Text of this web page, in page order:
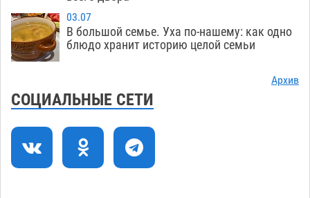
12:16
В астраханском селе невестка изрешетила
машину свекрови
06.08
нелегалов прямым рейсом из Шереметьево
11:08 Как астраханцы назвали своих детей в июле
03.07
В большой семье. Уха по-нашему: как одно
блюдо хранит историю целой семьи
Архив
СОЦИАЛЬНЫЕ СЕТИ